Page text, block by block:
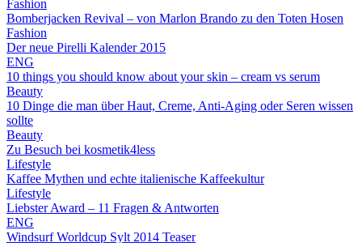
Fashion
Bomberjacken Revival – von Marlon Brando zu den Toten Hosen
Fashion
Der neue Pirelli Kalender 2015
ENG
10 things you should know about your skin – cream vs serum
Beauty
10 Dinge die man über Haut, Creme, Anti-Aging oder Seren wissen
sollte
Beauty
Zu Besuch bei kosmetik4less
Lifestyle
Kaffee Mythen und echte italienische Kaffeekultur
Lifestyle
Liebster Award – 11 Fragen & Antworten
ENG
Windsurf Worldcup Sylt 2014 Teaser